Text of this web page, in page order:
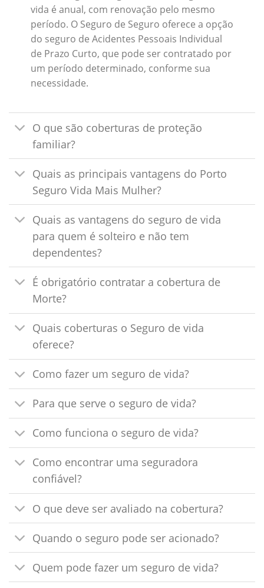
vida é anual, com renovação pelo mesmo
período. O Seguro de Seguro oferece a opção
do seguro de Acidentes Pessoais Individual
de Prazo Curto, que pode ser contratado por
um período determinado, conforme sua
necessidade.
O que são coberturas de proteção
familiar?
Quais as principais vantagens do Porto
Seguro Vida Mais Mulher?
Quais as vantagens do seguro de vida
para quem é solteiro e não tem
dependentes?
É obrigatório contratar a cobertura de
Morte?
Quais coberturas o Seguro de vida
oferece?
Como fazer um seguro de vida?
Para que serve o seguro de vida?
Como funciona o seguro de vida?
Como encontrar uma seguradora
confiável?
O que deve ser avaliado na cobertura?
Quando o seguro pode ser acionado?
Quem pode fazer um seguro de vida?